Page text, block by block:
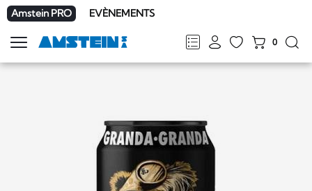
Amstein PRO EVÈNEMENTS
FRDEENIT
0
Afficher
la